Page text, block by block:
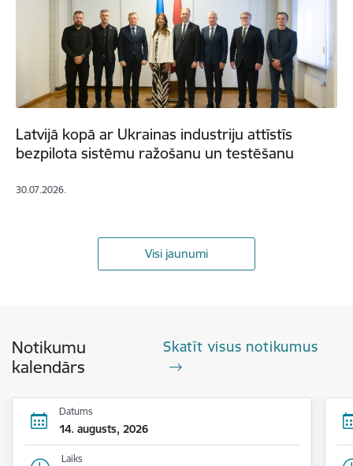
Latvijā kopā ar Ukrainas industriju attīstīs
bezpilota sistēmu ražošanu un testēšanu
30.07.2026.
Visi jaunumi
Notikumu
kalendārs
Skatīt visus notikumus
Datums
14. augusts, 2026
Laiks